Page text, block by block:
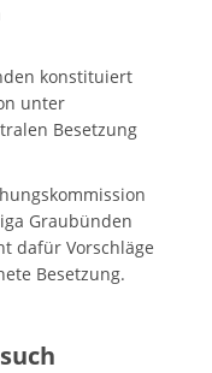
konstituiert
unter
Besetzung
Graubünden
dafür Vorschläge
Besetzung.